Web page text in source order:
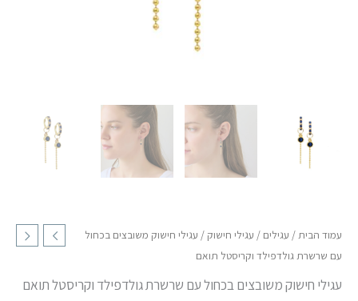
עמוד הבית/ עגילים / עגילי חישוק / עגילי חישוק משובצים בכחול
עם שרשרת גולדפילד וקריסטל תואם
עגילי חישוק משובצים בכחול עם שרשרת גולדפילד וקריסטל תואם